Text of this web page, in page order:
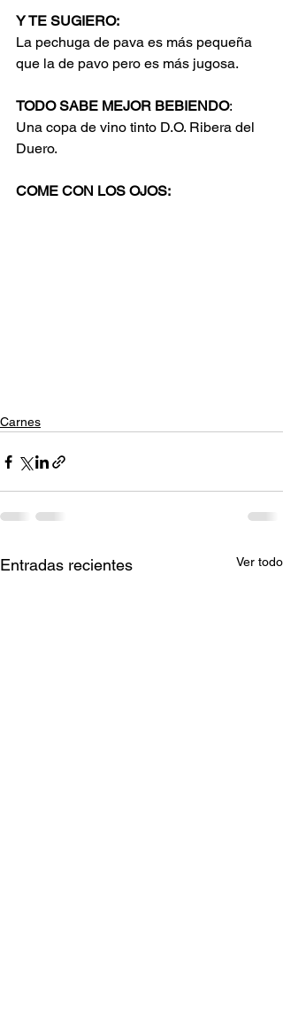
Y TE SUGIERO:
La pechuga de pava es más pequeña
que la de pavo pero es más jugosa.
TODO SABE MEJOR BEBIENDO:
Una copa de vino tinto D.O. Ribera del
Duero.
COME CON LOS OJOS:
Carnes
Entradas recientes Ver todo